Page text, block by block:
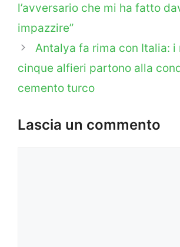
l’avversario che mi ha fatto
impazzire”
Antalya fa rima con Italia: i
cinque alfieri partono alla
cemento turco
Lascia un commento